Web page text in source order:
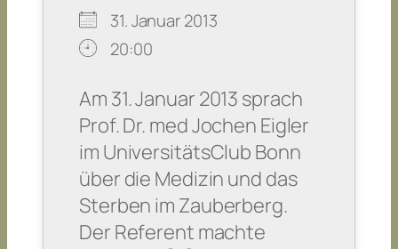
31. Januar 2013
20:00
Am 31. Januar 2013 sprach
Prof. Dr. med Jochen Eigler
im UniversitätsClub Bonn
über die Medizin und das
Sterben im Zauberberg.
Der Referent machte